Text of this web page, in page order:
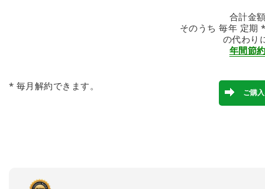
合計金
そのうち 毎年 定期
の代わり
年間節
* 毎月解約できます。